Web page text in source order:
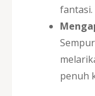
fantasi.
penuh